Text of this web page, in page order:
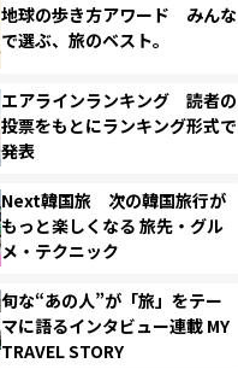
地球の歩き方アワード みんな
で選ぶ、旅のベスト。
エアラインランキング 読者の
投票をもとにランキング形式で
発表
Next韓国旅 次の韓国旅行が
もっと楽しくなる 旅先・グル
メ・テクニック
旬な“あの人”が「旅」をテー
マに語るインタビュー連載 MY
TRAVEL STORY